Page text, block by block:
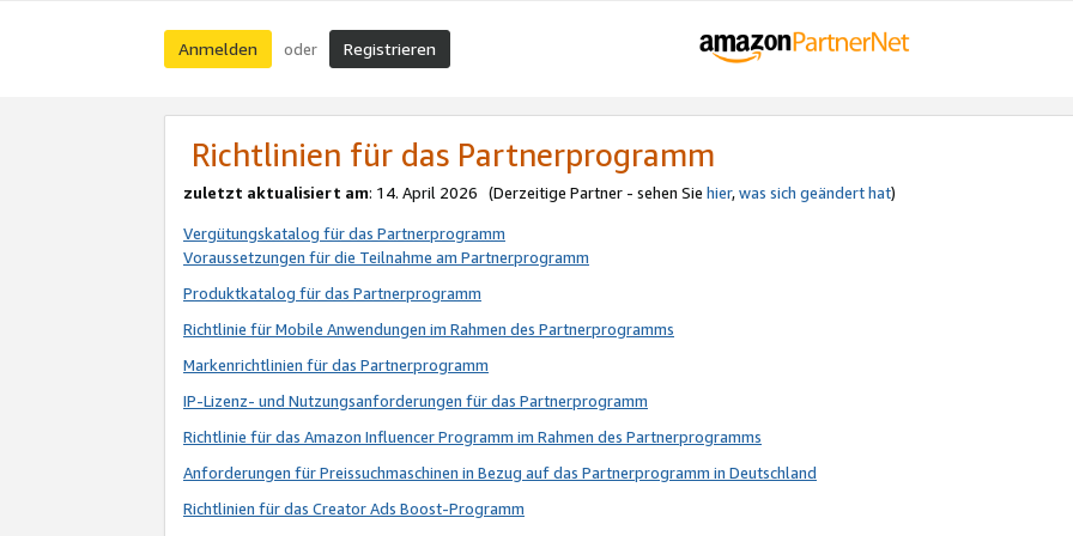
Anmelden oder Registrieren
Richtlinien für das Partnerprogramm
zuletzt aktualisiert am: 14. April 2026 (Derzeitige Partner - sehen Sie hier,was sich geändert hat)
Vergütungskatalog für das Partnerprogramm
Voraussetzungen für die Teilnahme am Partnerprogramm
Produktkatalog für das Partnerprogramm
Richtlinie für Mobile Anwendungen im Rahmen des Partnerprogramms
Markenrichtlinien für das Partnerprogramm
IP-Lizenz- und Nutzungsanforderungen für das Partnerprogramm
Richtlinie für das Amazon Influencer Programm im Rahmen des Partnerprogramms
Anforderungen für Preissuchmaschinen in Bezug auf das Partnerprogramm in Deutschland
Richtlinien für das Creator Ads Boost-Programm